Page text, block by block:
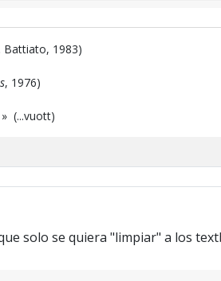
Battiato, 1983)
, 1976)
» (...vuott)
solo se quiera "limpiar" a los